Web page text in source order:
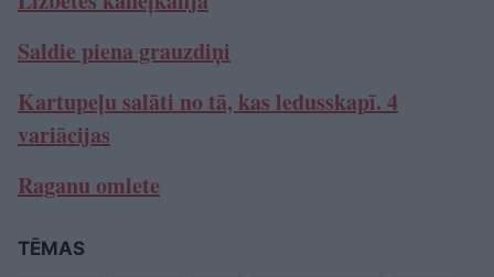
Saldie piena grauzdiņi
Kartupeļu salāti no tā, kas ledusskapī. 4
variācijas
Raganu omlete
TĒMAS